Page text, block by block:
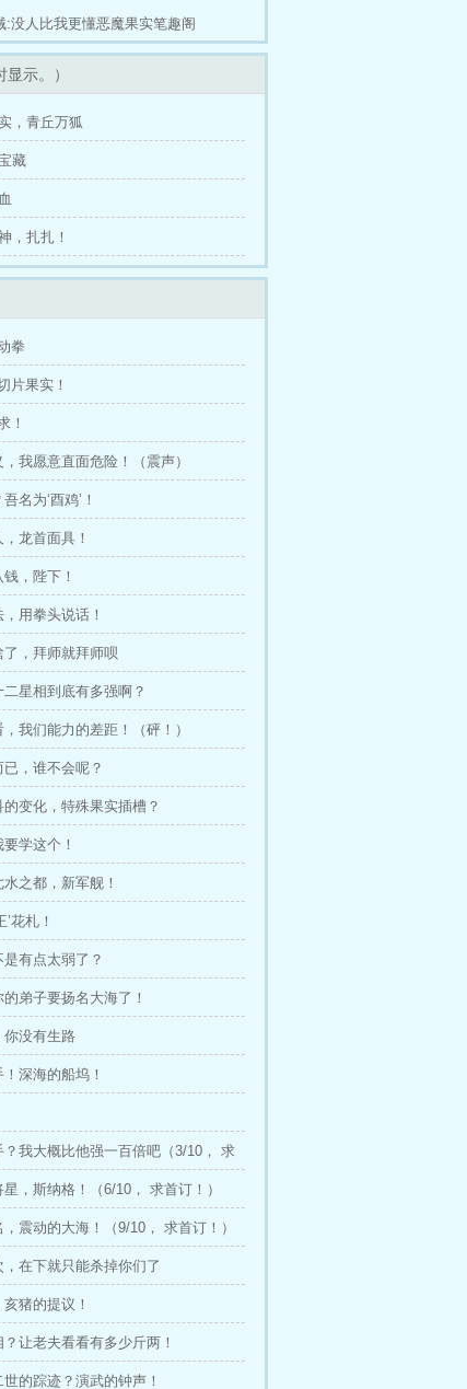
:没人比我更懂恶魔果实笔趣阁
示。）
，青丘万狐
藏
，扎扎！
拳
片果实！
！
我愿意直面危险！（震声）
名为‘酉鸡’！
龙首面具！
，陛下！
用拳头说话！
，拜师就拜师呗
星相到底有多强啊？
我们能力的差距！（砰！）
，谁不会呢？
变化，特殊果实插槽？
学这个！
之都，新军舰！
花札！
有点太弱了？
弟子要扬名大海了！
你没有生路
深海的船坞！
我大概比他强一百倍吧（3/10， 求
，斯纳格！（6/10， 求首订！）
震动的大海！（9/10， 求首订！）
在下就只能杀掉你们了
猪的提议！
让老夫看看有多少斤两！
的踪迹？演武的钟声！